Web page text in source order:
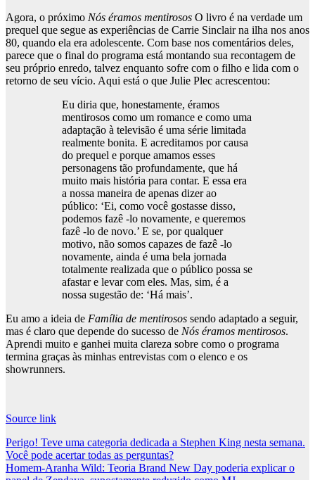
Agora, o próximo Nós éramos mentirosos O livro é na verdade um
prequel que segue as experiências de Carrie Sinclair na ilha nos anos
80, quando ela era adolescente. Com base nos comentários deles,
parece que o final do programa está montando sua recontagem de
seu próprio enredo, talvez enquanto sofre com o filho e lida com o
retorno de seu vício. Aqui está o que Julie Plec acrescentou:
Eu diria que, honestamente, éramos
mentirosos como um romance e como uma
adaptação à televisão é uma série limitada
realmente bonita. E acreditamos por causa
do prequel e porque amamos esses
personagens tão profundamente, que há
muito mais história para contar. E essa era
a nossa maneira de apenas dizer ao
público: ‘Ei, como você gostasse disso,
podemos fazê -lo novamente, e queremos
fazê -lo de novo.’ E se, por qualquer
motivo, não somos capazes de fazê -lo
novamente, ainda é uma bela jornada
totalmente realizada que o público possa se
afastar e levar com eles. Mas, sim, é a
nossa sugestão de: ‘Há mais’.
Eu amo a ideia de Família de mentirosos sendo adaptado a seguir,
mas é claro que depende do sucesso de Nós éramos mentirosos.
Aprendi muito e ganhei muita clareza sobre como o programa
termina graças às minhas entrevistas com o elenco e os
showrunners.
Source link
Post
navigation
Perigo! Teve uma categoria dedicada a Stephen King nesta semana.
Você pode acertar todas as perguntas?
Homem-Aranha Wild: Teoria Brand New Day poderia explicar o